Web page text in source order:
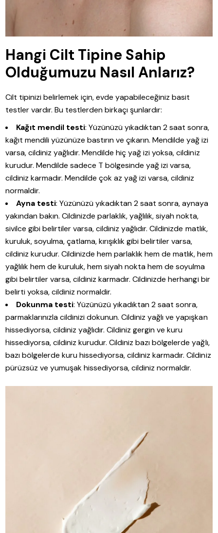
Hangi Cilt Tipine Sahip
Olduğumuzu Nasıl Anlarız?
Cilt tipinizi belirlemek için, evde yapabileceğiniz basit
testler vardır. Bu testlerden birkaçı şunlardır:
Kağıt mendil testi: Yüzünüzü yıkadıktan 2 saat sonra,
kağıt mendili yüzünüze bastırın ve çıkarın. Mendilde yağ izi
varsa, cildiniz yağlıdır. Mendilde hiç yağ izi yoksa, cildiniz
kurudur. Mendilde sadece T bölgesinde yağ izi varsa,
cildiniz karmadır. Mendilde çok az yağ izi varsa, cildiniz
normaldir.
Ayna testi: Yüzünüzü yıkadıktan 2 saat sonra, aynaya
yakından bakın. Cildinizde parlaklık, yağlılık, siyah nokta,
sivilce gibi belirtiler varsa, cildiniz yağlıdır. Cildinizde matlık,
kuruluk, soyulma, çatlama, kırışıklık gibi belirtiler varsa,
cildiniz kurudur. Cildinizde hem parlaklık hem de matlık, hem
yağlılık hem de kuruluk, hem siyah nokta hem de soyulma
gibi belirtiler varsa, cildiniz karmadır. Cildinizde herhangi bir
belirti yoksa, cildiniz normaldir.
Dokunma testi: Yüzünüzü yıkadıktan 2 saat sonra,
parmaklarınızla cildinizi dokunun. Cildiniz yağlı ve yapışkan
hissediyorsa, cildiniz yağlıdır. Cildiniz gergin ve kuru
hissediyorsa, cildiniz kurudur. Cildiniz bazı bölgelerde yağlı,
bazı bölgelerde kuru hissediyorsa, cildiniz karmadır. Cildiniz
pürüzsüz ve yumuşak hissediyorsa, cildiniz normaldir.